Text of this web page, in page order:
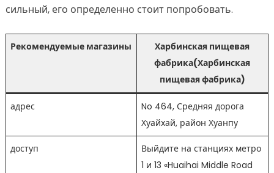
сильный, его определенно стоит попробовать.
Рекомендуемые магазины
Харбинская пищевая
фабрика(Харбинская
пищевая фабрика)
адрес
No 464, Средняя дорога
Хуайхай, район Хуанпу
доступ
Выйдите на станциях метро
1 и 13 «Huaihai Middle Road